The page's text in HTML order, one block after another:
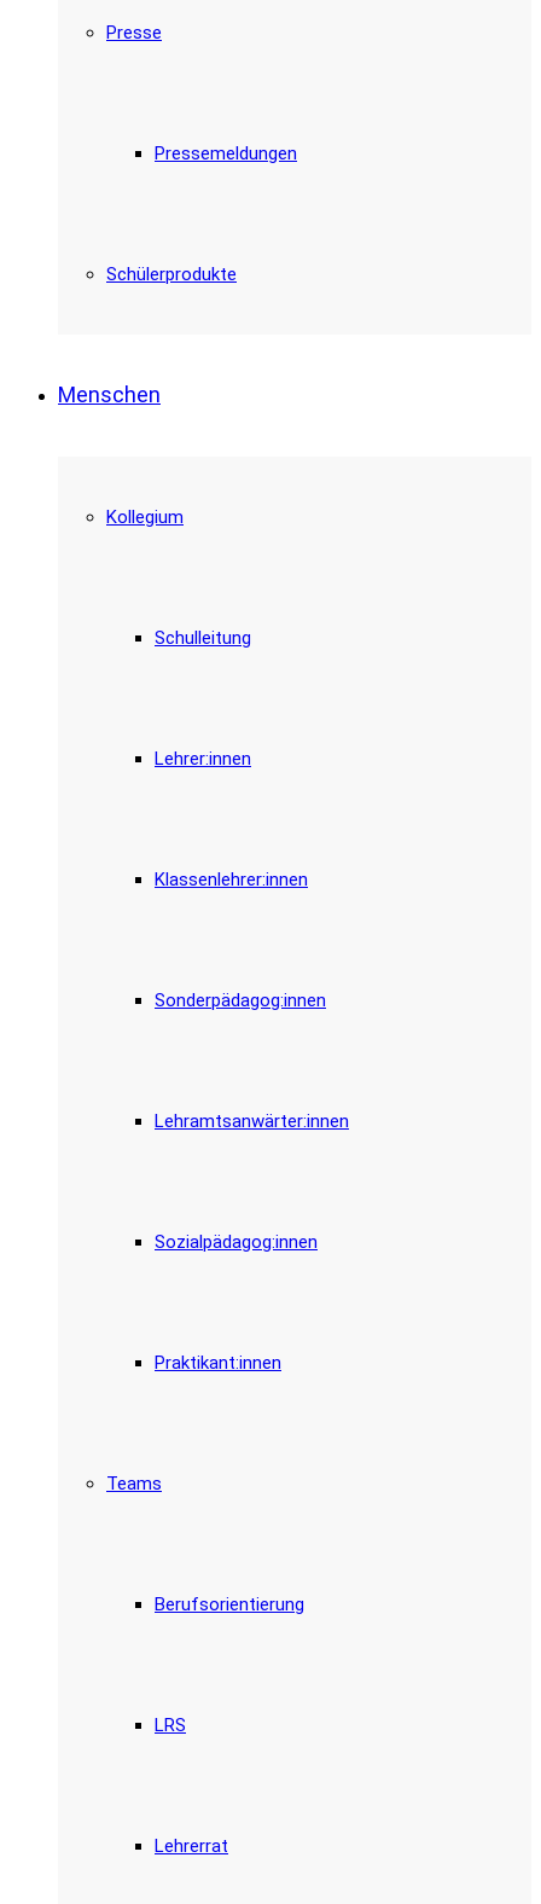
Presse
Pressemeldungen
Schülerprodukte
Menschen
Kollegium
Schulleitung
Lehrer:innen
Klassenlehrer:innen
Sonderpädagog:innen
Lehramtsanwärter:innen
Sozialpädagog:innen
Praktikant:innen
Teams
Berufsorientierung
LRS
Lehrerrat